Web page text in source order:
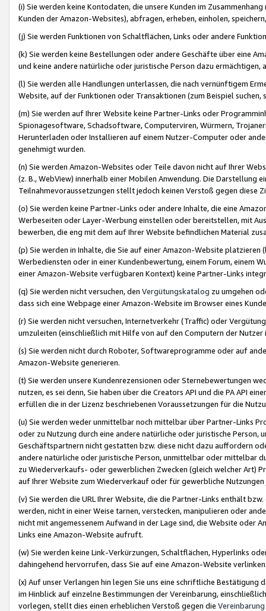
(i) Sie werden keine Kontodaten, die unsere Kunden im
Kunden der Amazon-Websites), abfragen, erheben, einholen,
(j) Sie werden Funktionen von Schaltflächen, Links oder andere
(k) Sie werden keine Bestellungen oder andere Geschäfte über eine
und keine andere natürliche oder juristische Person dazu
(l) Sie werden alle Handlungen unterlassen, die nach vernünftigem
Website, auf der Funktionen oder Transaktionen (zum Beispiel
(m) Sie werden auf Ihrer Website keine Partner-Links oder
Spionagesoftware, Schadsoftware, Computerviren, Würmern,
Herunterladen oder Installieren auf einem Nutzer-Computer oder
genehmigt wurden.
(n) Sie werden Amazon-Websites oder Teile davon nicht auf Ihrer
(z. B., WebView) innerhalb einer Mobilen Anwendung. Die Darstellung
Teilnahmevoraussetzungen stellt jedoch keinen Verstoß gegen diese
(o) Sie werden keine Partner-Links oder andere Inhalte, die eine
Werbeseiten oder Layer-Werbung einstellen oder bereitstellen, mit
bewerben, die eng mit dem auf Ihrer Website befindlichen Material
(p) Sie werden in Inhalte, die Sie auf einer Amazon-Website
Werbediensten oder in einer Kundenbewertung, einem Forum, einem
einer Amazon-Website verfügbaren Kontext) keine Partner-Links
(q) Sie werden nicht versuchen, den Vergütungskatalog zu umgehen
dass sich eine Webpage einer Amazon-Website im Browser eines
(r) Sie werden nicht versuchen, Internetverkehr (Traffic) oder
umzuleiten (einschließlich mit Hilfe von auf den Computern der
(s) Sie werden nicht durch Roboter, Softwareprogramme oder auf
Amazon-Website generieren.
(t) Sie werden unsere Kundenrezensionen oder Sternebewertungen
nutzen, es sei denn, Sie haben über die Creators API und die PA API
erfüllen die in der Lizenz beschriebenen Voraussetzungen für die
(u) Sie werden weder unmittelbar noch mittelbar über Partner-Links
oder zu Nutzung durch eine andere natürliche oder juristische
Geschäftspartnern nicht gestatten bzw. diese nicht dazu auffordern
andere natürliche oder juristische Person, unmittelbar oder mittelbar
zu Wiederverkaufs- oder gewerblichen Zwecken (gleich welcher Art)
auf Ihrer Website zum Wiederverkauf oder für gewerbliche
(v) Sie werden die URL Ihrer Website, die die Partner-Links enthält
werden, nicht in einer Weise tarnen, verstecken, manipulieren oder
nicht mit angemessenem Aufwand in der Lage sind, die Website oder
Links eine Amazon-Website aufruft.
(w) Sie werden keine Link-Verkürzungen, Schaltflächen, Hyperlinks
dahingehend hervorrufen, dass Sie auf eine Amazon-Website
(x) Auf unser Verlangen hin legen Sie uns eine schriftliche
im Hinblick auf einzelne Bestimmungen der Vereinbarung,
vorlegen, stellt dies einen erheblichen Verstoß gegen die Vereinbarung